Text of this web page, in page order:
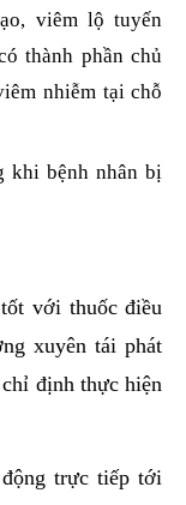
viêm lộ tuyến
thành phần chủ
nhiễm tại chỗ
khi bệnh nhân bị
với thuốc điều
xuyên tái phát
định thực hiện
trực tiếp tới